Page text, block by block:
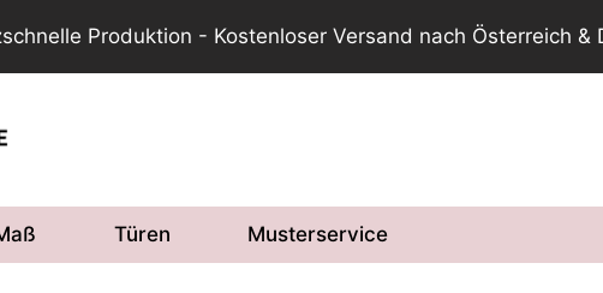
Produktion - Kostenloser Versand nach Österreich
Türen Musterservice